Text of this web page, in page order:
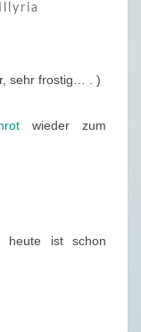
Illyria
sehr frostig… . )
wieder zum
ist schon